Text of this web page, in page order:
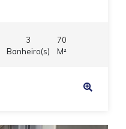
3
Banheiro(s)
70
M²